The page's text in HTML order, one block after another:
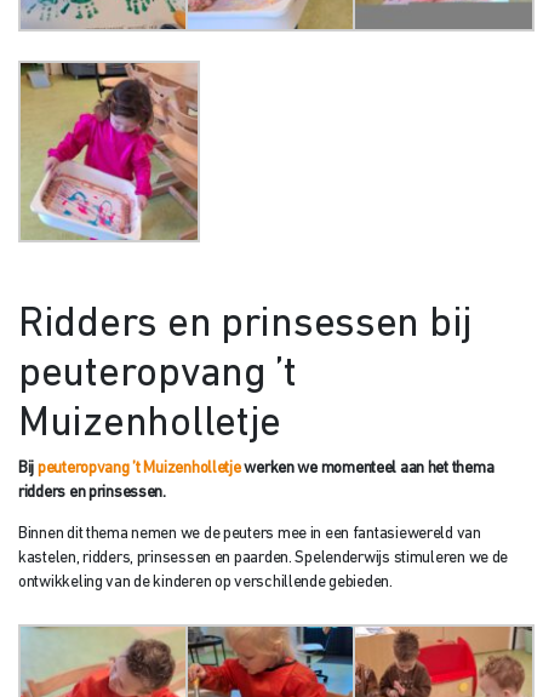
Ridders en prinsessen bij
peuteropvang ’t
Muizenholletje
Bij peuteropvang ’t Muizenholletjewerken we momenteel aan het thema
ridders en prinsessen.
Binnen dit thema nemen we de peuters mee in een fantasiewereld van
kastelen, ridders, prinsessen en paarden. Spelenderwijs stimuleren we de
ontwikkeling van de kinderen op verschillende gebieden.